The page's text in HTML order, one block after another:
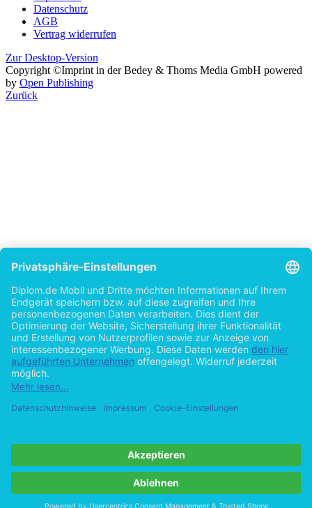
Impressum
Datenschutz
AGB
Zur Desktop-Version
Copyright ©Imprint in der Bedey & Thoms Media GmbH
byOpen Publishing